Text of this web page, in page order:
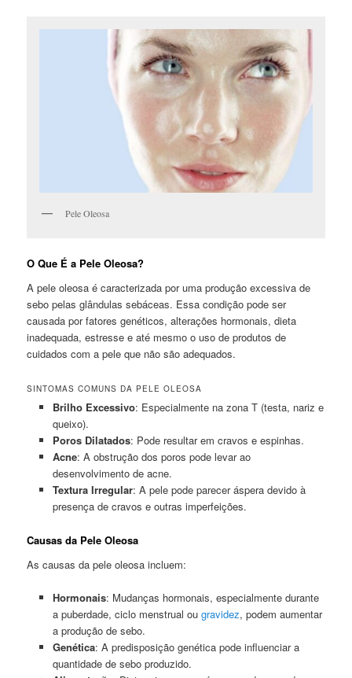
Pele Oleosa
O Que É a Pele Oleosa?
A pele oleosa é caracterizada por uma produção excessiva de
sebo pelas glândulas sebáceas. Essa condição pode ser
causada por fatores genéticos, alterações hormonais, dieta
inadequada, estresse e até mesmo o uso de produtos de
cuidados com a pele que não são adequados.
SINTOMAS COMUNS DA PELE OLEOSA
Brilho Excessivo: Especialmente na zona T (testa, nariz e
queixo).
Poros Dilatados: Pode resultar em cravos e espinhas.
Acne: A obstrução dos poros pode levar ao
desenvolvimento de acne.
Textura Irregular: A pele pode parecer áspera devido à
presença de cravos e outras imperfeições.
Causas da Pele Oleosa
As causas da pele oleosa incluem:
Hormonais: Mudanças hormonais, especialmente durante
a puberdade, ciclo menstrual ou gravidez, podem aumentar
a produção de sebo.
Genética: A predisposição genética pode influenciar a
quantidade de sebo produzido.